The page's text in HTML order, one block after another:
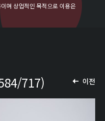
며 상업적인 목적으로 이용은
이전
717)